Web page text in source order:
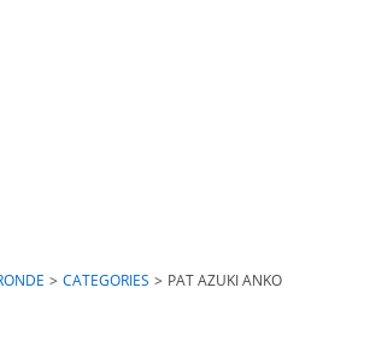
> CATEGORIES > PAT AZUKI ANKO